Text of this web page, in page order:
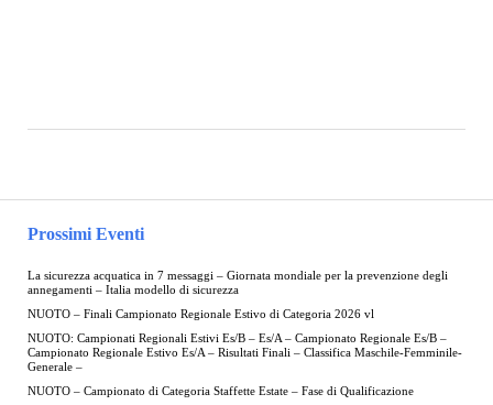
Prossimi Eventi
La sicurezza acquatica in 7 messaggi – Giornata mondiale per la prevenzione degli
annegamenti – Italia modello di sicurezza
NUOTO – Finali Campionato Regionale Estivo di Categoria 2026 vl
NUOTO: Campionati Regionali Estivi Es/B – Es/A – Campionato Regionale Es/B –
Campionato Regionale Estivo Es/A – Risultati Finali – Classifica Maschile-Femminile-
Generale –
NUOTO – Campionato di Categoria Staffette Estate – Fase di Qualificazione